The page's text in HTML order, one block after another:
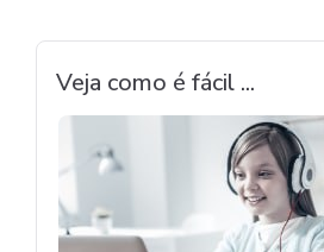
Veja como é fácil ...